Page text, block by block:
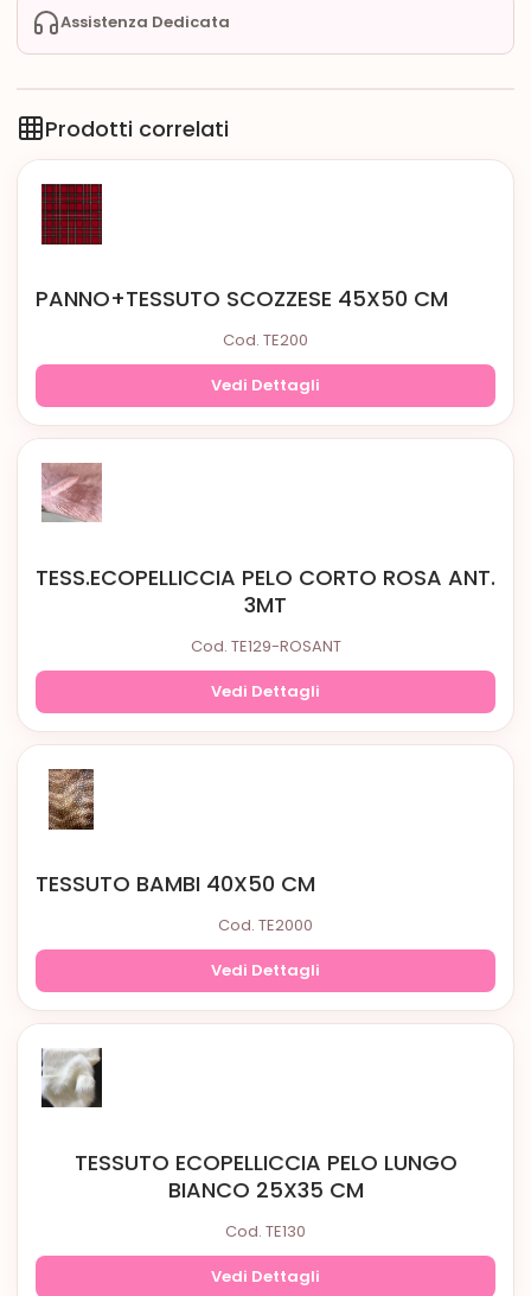
Assistenza Dedicata
Prodotti correlati
PANNO+TESSUTO SCOZZESE 45X50 CM
Cod. TE200
Vedi Dettagli
TESS.ECOPELLICCIA PELO CORTO ROSA ANT.
3MT
Cod. TE129-ROSANT
Vedi Dettagli
TESSUTO BAMBI 40X50 CM
Cod. TE2000
Vedi Dettagli
TESSUTO ECOPELLICCIA PELO LUNGO
BIANCO 25X35 CM
Cod. TE130
Vedi Dettagli